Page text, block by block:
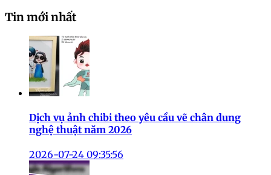
Tin mới nhất
Dịch vụ ảnh chibi theo yêu cầu vẽ chân dung
nghệ thuật năm 2026
2026-07-24 09:35:56